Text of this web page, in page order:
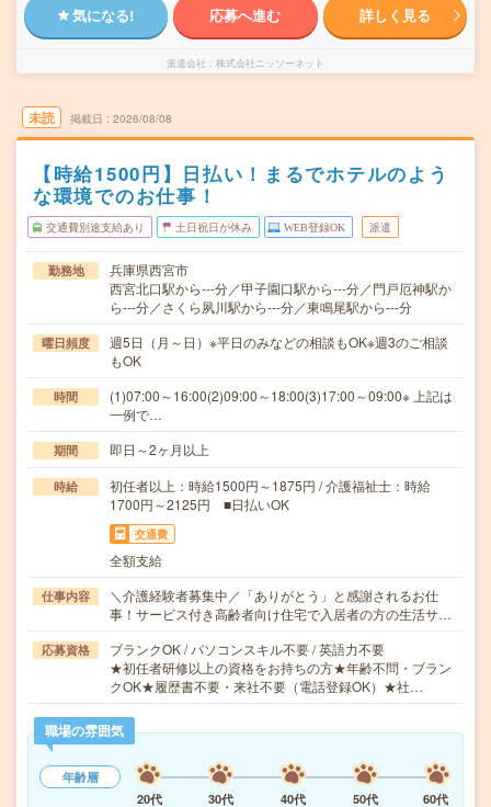
気になる! 応募へ進む 詳しく見る
派遣会社 株式会社ニッソーネット
未読 掲載日 2026/08/08
【時給1500円】日払い！まるでホテルのよう
な環境でのお仕事！
交通費別途支給あり 土日祝日が休み WEB登録OK 派遣
勤務地
兵庫県西宮市
西宮北口駅から---分／甲子園口駅から---分／門戸厄神駅か
ら---分／さくら夙川駅から---分／東鳴尾駅から---分
曜日頻度
週5日（月～日）※平日のみなどの相談もOK※週3のご相談
もOK
時間
(1)07:00～16:00(2)09:00～18:00(3)17:00～09:00※ 上記は
一例で…
期間 即日～2ヶ月以上
時給
初任者以上：時給1500円～1875円 / 介護福祉士：時給
1700円～2125円 ■日払いOK
交通費
全額支給
仕事内容
＼介護経験者募集中／「ありがとう」と感謝されるお仕
事！サービス付き高齢者向け住宅で入居者の方の生活サ…
応募資格
ブランクOK / パソコンスキル不要 / 英語力不要
★初任者研修以上の資格をお持ちの方★年齢不問・ブラン
クOK★履歴書不要・来社不要（電話登録OK）★社…
職場の雰囲気
年齢層
20代
30代 40代 50代 60代